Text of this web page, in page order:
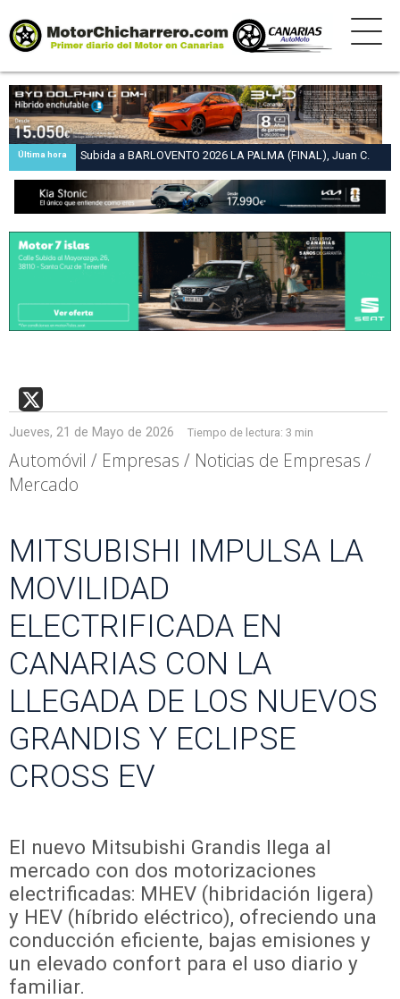
Última hora
Subida a BARLOVENTO 2026 LA PALMA (FINAL), Juan C.
Brito y Carlos A. Pérez hacen suya la victoria en la 47 Subida
a Barlovento
Jueves, 21 de Mayo de 2026 Tiempo de lectura: 3 min
Automóvil / Empresas / Noticias de Empresas /
Mercado
MITSUBISHI IMPULSA LA
MOVILIDAD
ELECTRIFICADA EN
CANARIAS CON LA
LLEGADA DE LOS NUEVOS
GRANDIS Y ECLIPSE
CROSS EV
El nuevo Mitsubishi Grandis llega al
mercado con dos motorizaciones
electrificadas: MHEV (hibridación ligera)
y HEV (híbrido eléctrico), ofreciendo una
conducción eficiente, bajas emisiones y
un elevado confort para el uso diario y
familiar.